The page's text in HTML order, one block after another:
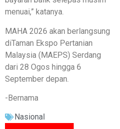
menuai,” katanya.
MAHA 2026 akan berlangsung
diTaman Ekspo Pertanian
Malaysia (MAEPS) Serdang
dari 28 Ogos hingga 6
September depan.
-Bernama
Nasional